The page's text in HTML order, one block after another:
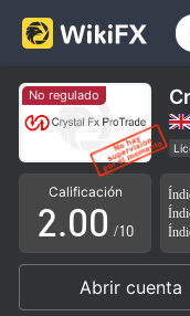
No regulado
Calificación
0
1
2
3
.0
1
0
1
/10
Abrir cuenta